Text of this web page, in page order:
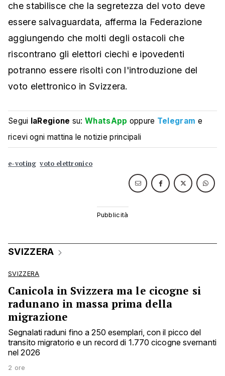
che stabilisce che la segretezza del voto deve
essere salvaguardata, afferma la Federazione
aggiungendo che molti degli ostacoli che
riscontrano gli elettori ciechi e ipovedenti
potranno essere risolti con l'introduzione del
voto elettronico in Svizzera.
Segui laRegione su:WhatsApp oppure Telegram e
ricevi ogni mattina le notizie principali
e-voting voto elettronico
SVIZZERA
SVIZZERA
Canicola in Svizzera ma le cicogne si
radunano in massa prima della
migrazione
Segnalati raduni fino a 250 esemplari, con il picco del
transito migratorio e un record di 1.770 cicogne svernanti
nel 2026
2 ore